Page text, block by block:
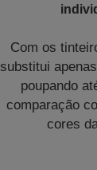
Com os
substitui
poupando
comparação
cores